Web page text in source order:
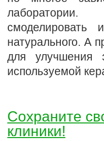
лаборатории.
натурального. А
для улучшения
используемой
Сохраните
клиники!